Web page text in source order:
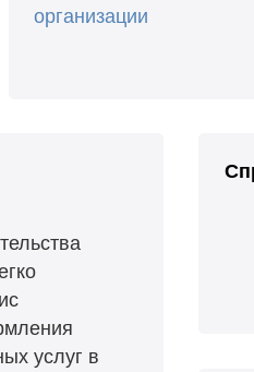
организации
услуг в